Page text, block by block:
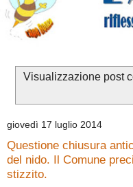
Visualizzazione post
giovedì 17 luglio 2014
Questione chiusura
del nido. Il Comune
stizzito.